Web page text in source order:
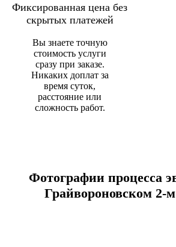
Фиксированная цена без
скрытых платежей
Вы знаете точную
стоимость услуги
сразу при заказе.
Никаких доплат за
время суток,
расстояние или
сложность работ.
Фотографии процесса
Грайвороновском 2-м